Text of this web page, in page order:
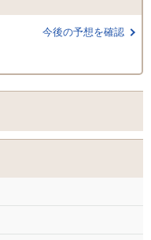
今後の予想を確認